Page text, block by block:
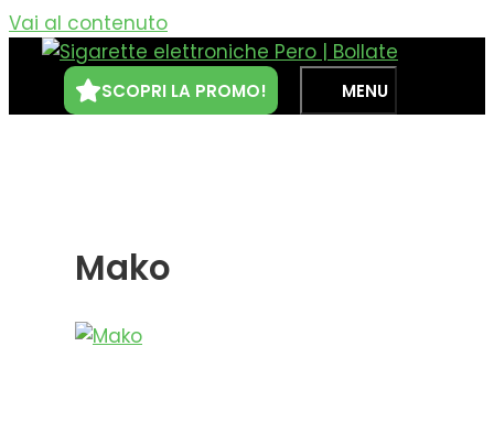
Vai al contenuto
SCOPRI LA PROMO! MENU
Mako